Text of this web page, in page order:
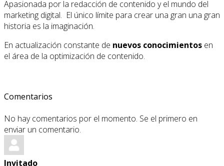
Apasionada por la redacción de contenido y el mundo del
marketing digital. El único límite para crear una gran una gran
historia es la imaginación.
En actualización constante de nuevos conocimientos en
el área de la optimización de contenido.
Comentarios
No hay comentarios por el momento. Se el primero en
enviar un comentario.
Invitado